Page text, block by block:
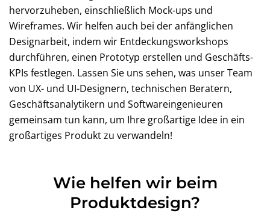
hervorzuheben, einschließlich Mock-ups und
Wireframes. Wir helfen auch bei der anfänglichen
Designarbeit, indem wir Entdeckungsworkshops
durchführen, einen Prototyp erstellen und Geschäfts-
KPIs festlegen. Lassen Sie uns sehen, was unser Team
von UX- und UI-Designern, technischen Beratern,
Geschäftsanalytikern und Softwareingenieuren
gemeinsam tun kann, um Ihre großartige Idee in ein
großartiges Produkt zu verwandeln!
Wie helfen wir beim
Produktdesign?